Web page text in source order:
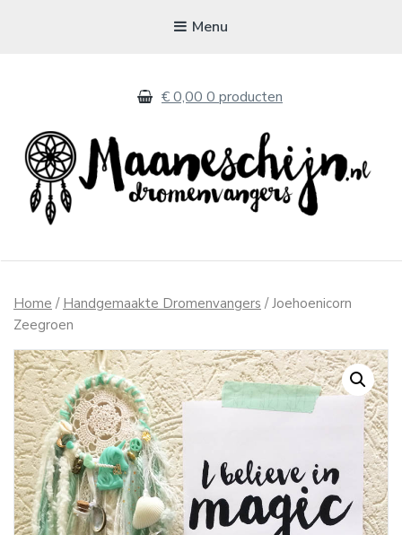
Menu
€ 0,00 0 producten
Home / Handgemaakte Dromenvangers / Joehoenicorn
Zeegroen